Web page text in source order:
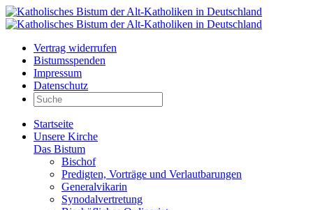
Vertrag widerrufen
Bistumsspenden
Impressum
Datenschutz
Startseite
Unsere Kirche
Das Bistum
Bischof
Predigten, Vorträge und Verlautbarungen
Generalvikarin
Synodalvertretung